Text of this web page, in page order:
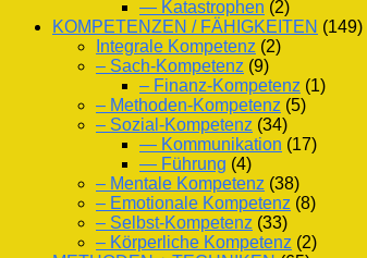
— Katastrophen (2)
KOMPETENZEN / FÄHIGKEITEN (149)
Integrale Kompetenz (2)
– Sach-Kompetenz (9)
– Finanz-Kompetenz (1)
– Methoden-Kompetenz (5)
– Sozial-Kompetenz (34)
— Kommunikation (17)
— Führung (4)
– Mentale Kompetenz (38)
– Emotionale Kompetenz (8)
– Selbst-Kompetenz (33)
– Körperliche Kompetenz (2)